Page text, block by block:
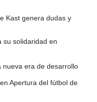
Kast genera dudas y
su solidaridad en
nueva era de desarrollo
Apertura del fútbol de